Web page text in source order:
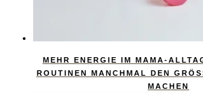
MEHR ENERGIE IM MAMA-
ROUTINEN MANCHMAL DEN
ACHEN